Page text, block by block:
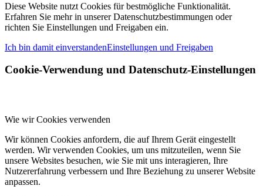
Diese Website nutzt Cookies für bestmögliche Funktionalität.
Erfahren Sie mehr in unserer Datenschutzbestimmungen oder
richten Sie Einstellungen und Freigaben ein.
Ich bin damit einverstandenEinstellungen und Freigaben
Cookie-Verwendung und Datenschutz-Einstellungen
Wie wir Cookies verwenden
Wir können Cookies anfordern, die auf Ihrem Gerät eingestellt
werden. Wir verwenden Cookies, um uns mitzuteilen, wenn Sie
unsere Websites besuchen, wie Sie mit uns interagieren, Ihre
Nutzererfahrung verbessern und Ihre Beziehung zu unserer Website
anpassen.